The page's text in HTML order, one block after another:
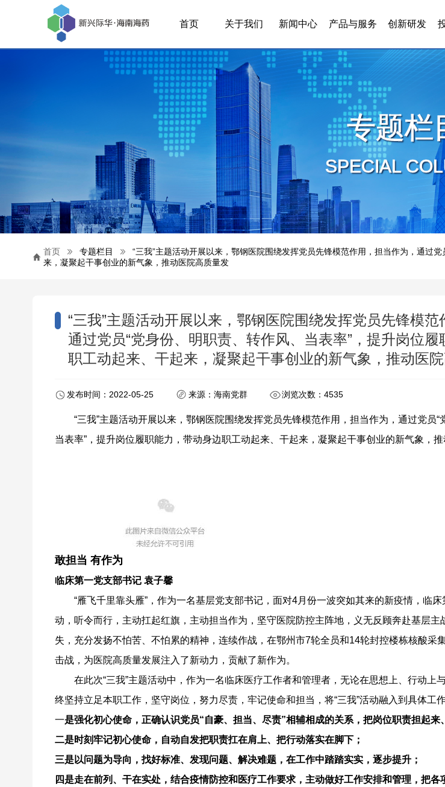
首页 关于我们 新闻中心 产品与服务 创新研发
专题栏
SPECIAL
首页 专题栏目
“三我”主题活动开展以来，鄂钢医院围绕发挥党员先锋模范作用，担当作为，通过
来，凝聚起干事创业的新气象，推动医院高质量发
“三我”主题活动开展以来，鄂钢医院围绕发挥党员先锋模范
通过党员“党身份、明职责、转作风、当表率”，提升岗位履
职工动起来、干起来，凝聚起干事创业的新气象，推动医
发布时间：2022-05-25 来源：海南党群 浏览次数：4535
“三我”主题活动开展以来，鄂钢医院围绕发挥党员先锋模范作用，担当作为，通过党员“
当表率”，提升岗位履职能力，带动身边职工动起来、干起来，凝聚起干事创业的新气象，推
敢担当 有作为
临床第一党支部书记 袁子馨
“雁飞千里靠头雁”，作为一名基层党支部书记，面对4月份一波突如其来的新疫情，临
动，听令而行，主动扛起红旗，主动担当作为，坚守医院防控主阵地，义无反顾奔赴基层主
失，充分发扬不怕苦、不怕累的精神，连续作战，在鄂州市7轮全员和14轮封控楼栋核酸采
击战，为医院高质量发展注入了新动力，贡献了新作为。
在此次“三我”主题活动中，作为一名临床医疗工作者和管理者，无论在思想上、行动上
终坚持立足本职工作，坚守岗位，努力尽责，牢记使命和担当，将“三我”活动融入到具体工作
一是强化初心使命，正确认识党员“自豪、担当、尽责”相辅相成的关系，把岗位职责担起来
二是时刻牢记初心使命，自动自发把职责扛在肩上、把行动落实在脚下；
三是以问题为导向，找好标准、发现问题、解决难题，在工作中踏踏实实，逐步提升；
四是走在前列、干在实处，结合疫情防控和医疗工作要求，主动做好工作安排和管理，把各